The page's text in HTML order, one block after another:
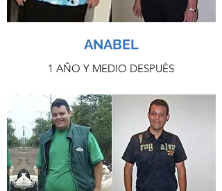
ANABEL
1 AÑO Y MEDIO DESPUÉS